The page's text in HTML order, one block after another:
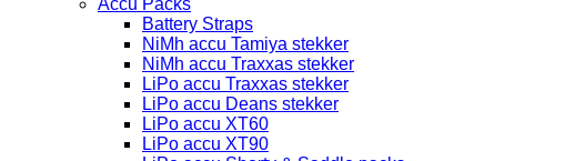
Accu Packs
Battery Straps
NiMh accu Tamiya stekker
NiMh accu Traxxas stekker
LiPo accu Traxxas stekker
LiPo accu Deans stekker
LiPo accu XT60
LiPo accu XT90